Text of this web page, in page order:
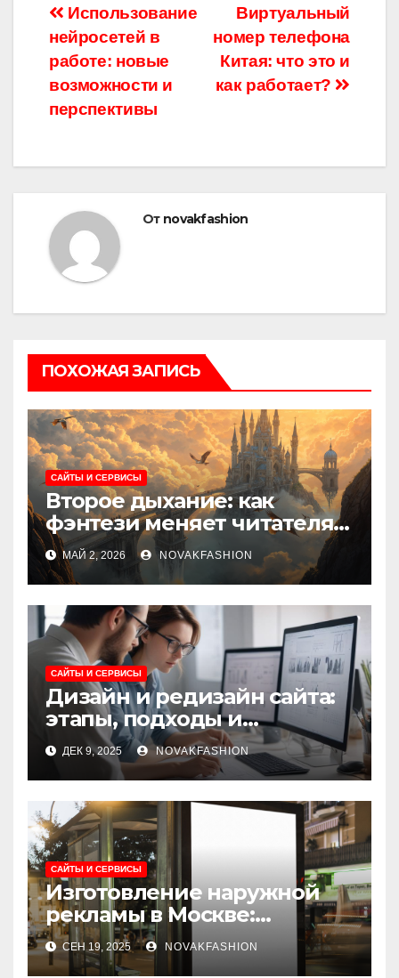
Навигация
по
записям
Виртуальный
номер телефона
Китая: что это и
как работает?
Использование
нейросетей в
работе: новые
возможности и
перспективы
От novakfashion
ПОХОЖАЯ ЗАПИСЬ
САЙТЫ И СЕРВИСЫ
Второе дыхание: как
фэнтези меняет читателя и
культуру
МАЙ 2, 2026 NOVAKFASHION
САЙТЫ И СЕРВИСЫ
Дизайн и редизайн сайта:
этапы, подходы и
ключевые требования
ДЕК 9, 2025 NOVAKFASHION
САЙТЫ И СЕРВИСЫ
Изготовление наружной
рекламы в Москве:
современные решения и
этапы реализации
СЕН 19, 2025 NOVAKFASHION